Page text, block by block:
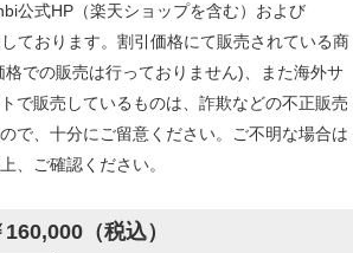
公式HP（楽天ショップを含む）および
ております。割引価格にて販売されている商
での販売は行っておりません)、また海外サ
で販売しているものは、詐欺などの不正販売
で、十分にご留意ください。ご不明な場合は
、ご確認ください。
160,000（税込）